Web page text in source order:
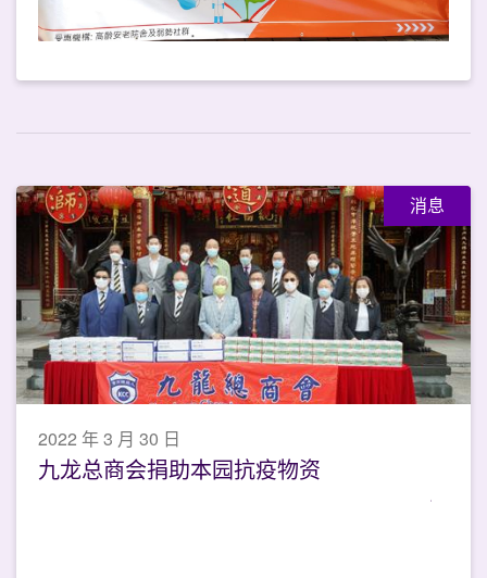
消息
2022 年 3 月 30 日
九龙总商会捐助本园抗疫物资